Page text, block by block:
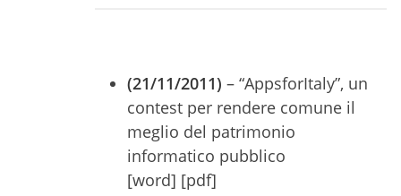
(21/11/2011) – “AppsforItaly”, un
contest per rendere comune il
meglio del patrimonio
informatico pubblico
[word] [pdf]